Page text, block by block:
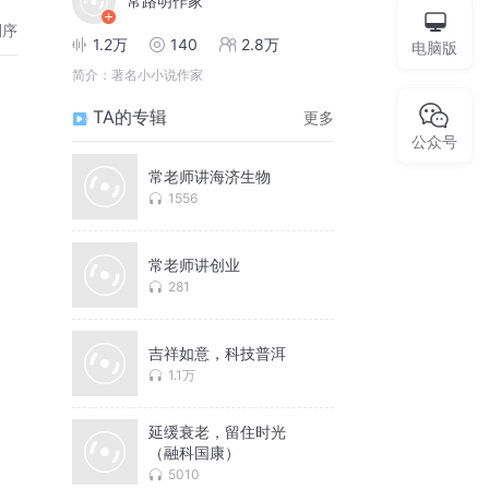
1.2万 140 2.8万
简介： 著名小小说作家
TA的专辑 更多
常老师讲海济生物
1556
常老师讲创业
281
吉祥如意，科技普洱
1.1万
延缓衰老，留住时光
（融科国康）
5010
电脑版
公众号